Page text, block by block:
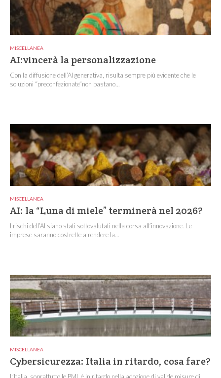
MISCELLANEA
AI:vincerà la personalizzazione
Con la diffusione dell’AI generativa, risulta sempre più evidente che le
soluzioni “preconfezionate”non bastano...
MISCELLANEA
AI: la “Luna di miele” terminerà nel 2026?
I rischi dell’AI siano stati sottovalutati nella corsa all’innovazione. Le
imprese saranno costrette a rendere la...
MISCELLANEA
Cybersicurezza: Italia in ritardo, cosa fare?
L’Italia, soprattutto le PMI, è in ritardo nella adozione di valide misure di